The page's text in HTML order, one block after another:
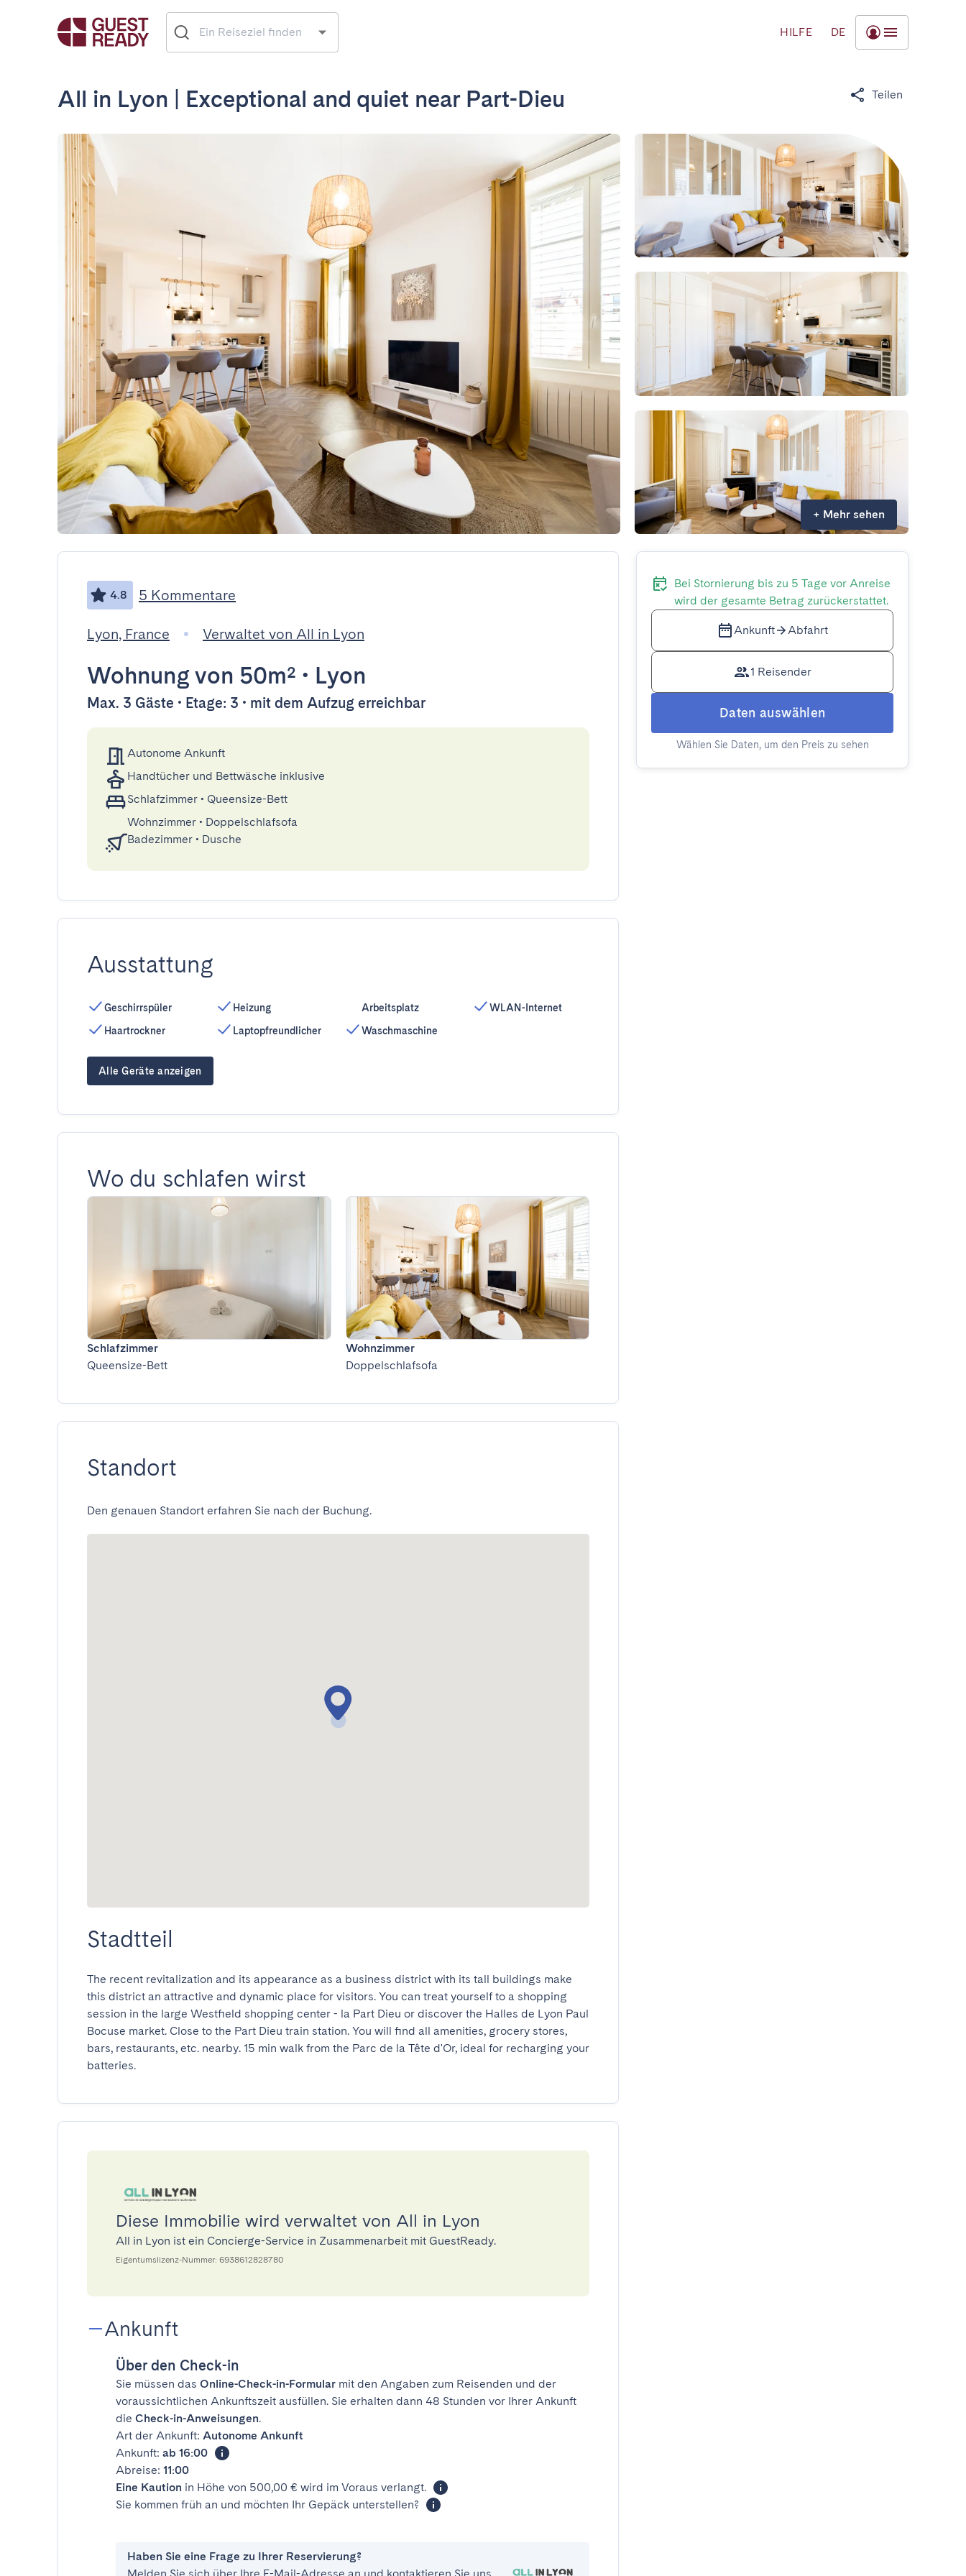
HILFE DE
All in Lyon | Exceptional and quiet near Part-Dieu Teilen
+ Mehr sehen
4.8 5 Kommentare
Lyon, France Verwaltet von All in Lyon
Wohnungvon 50m² • Lyon
Max. 3 Gäste • Etage: 3 • mit dem Aufzug erreichbar
Autonome Ankunft
Handtücher und Bettwäsche inklusive
Schlafzimmer • Queensize-Bett
Wohnzimmer • Doppelschlafsofa
Badezimmer • Dusche
Ausstattung
Geschirrspüler
Haartrockner
Heizung
Laptopfreundlicher
Arbeitsplatz
Waschmaschine
WLAN-Internet
Alle Geräte anzeigen
Wo du schlafen wirst
Schlafzimmer
Queensize-Bett
Wohnzimmer
Doppelschlafsofa
Standort
Den genauen Standort erfahren Sie nach der Buchung.
Stadtteil
The recent revitalization and its appearance as a business district with its tall buildings make
this district an attractive and dynamic place for visitors. You can treat yourself to a shopping
session in the large Westfield shopping center - la Part Dieu or discover the Halles de Lyon Paul
Bocuse market. Close to the Part Dieu train station. You will find all amenities, grocery stores,
bars, restaurants, etc. nearby. 15 min walk from the Parc de la Tête d'Or, ideal for recharging your
batteries.
Diese Immobilie wird verwaltet von All in Lyon
All in Lyon ist ein Concierge-Service in Zusammenarbeit mit GuestReady.
Eigentumslizenz-Nummer: 6938612828780
Ankunft
Über den Check-in
Sie müssen das Online-Check-in-Formular mit den Angaben zum Reisenden und der
voraussichtlichen Ankunftszeit ausfüllen. Sie erhalten dann 48 Stunden vor Ihrer Ankunft
die Check-in-Anweisungen.
Art der Ankunft: Autonome Ankunft
Ankunft: ab 16:00
Abreise: 11:00
Eine Kaution in Höhe von 500,00 € wird im Voraus verlangt.
Sie kommen früh an und möchten Ihr Gepäck unterstellen?
Haben Sie eine Frage zu Ihrer Reservierung?
Bei Stornierung bis zu 5 Tage vor Anreise
wird der gesamte Betrag zurückerstattet.
Ankunft Abfahrt
1 Reisender
Daten auswählen
Wählen Sie Daten, um den Preis zu sehen